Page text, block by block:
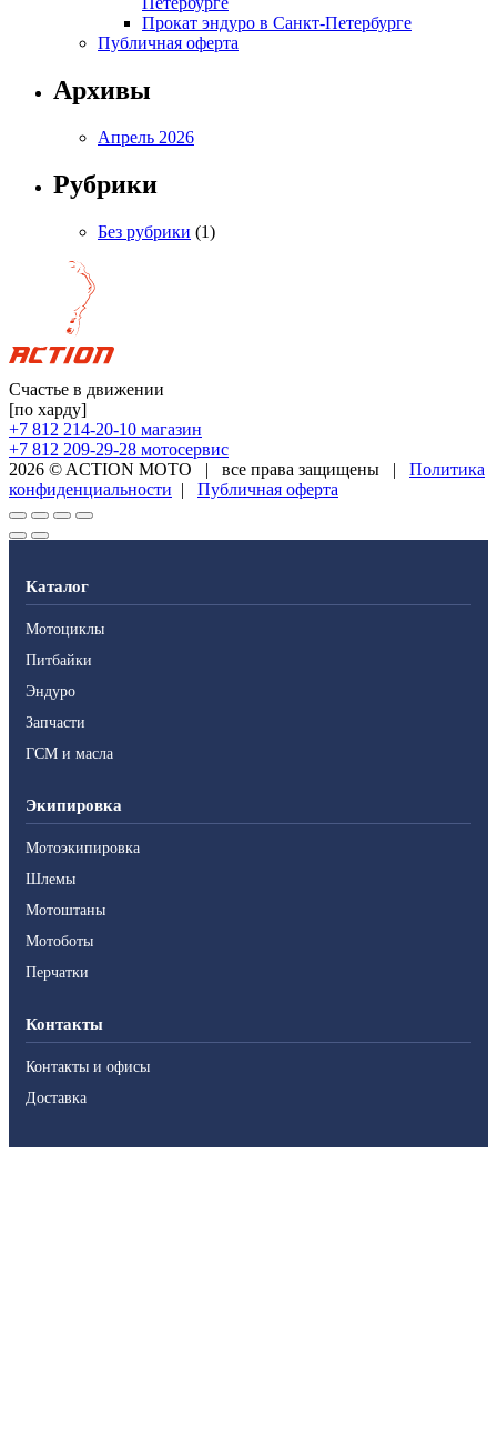
Прокат эндуро в Санкт-Петербурге
Публичная оферта
Архивы
Апрель 2026
Рубрики
Без рубрики (1)
Счастье в движении
[по харду]
+7 812 214-20-10 магазин
+7 812 209-29-28 мотосервис
2026 © ACTION MOTO | все права защищены |
Политика
конфиденциальности | Публичная оферта
Каталог
Мотоциклы
Питбайки
Эндуро
Запчасти
ГСМ и масла
Экипировка
Мотоэкипировка
Шлемы
Мотоштаны
Мотоботы
Перчатки
Контакты
Контакты и офисы
Доставка